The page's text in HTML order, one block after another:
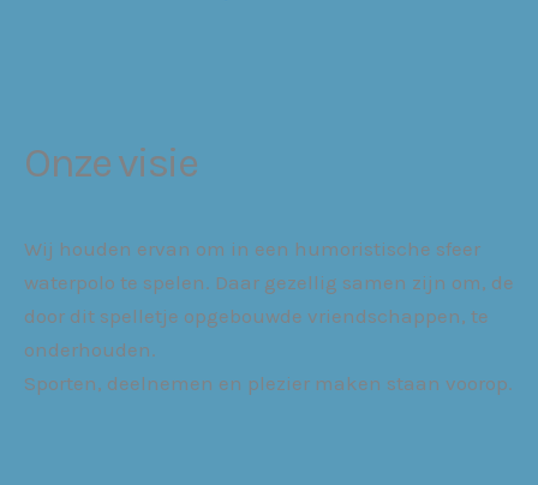
Onze visie
Wij houden ervan om in een humoristische sfeer
waterpolo te spelen. Daar gezellig samen zijn om, de
door dit spelletje opgebouwde vriendschappen, te
onderhouden.
Sporten, deelnemen en plezier maken staan voorop.